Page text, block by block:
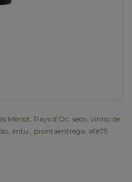
Merlot Pays d'Oc seco vinho de
antu. prontaentrega ate75